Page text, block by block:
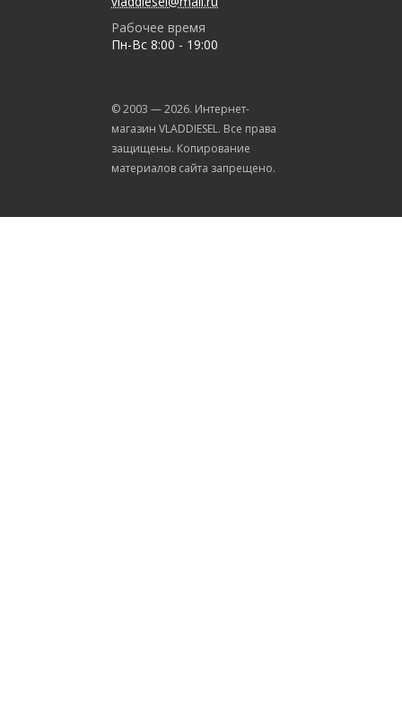
Рабочее время
Пн-Вс 8:00 - 19:00
© 2003 —2026. Интернет-
магазин VLADDIESEL. Все права
защищены. Копирование
материалов сайта запрещено.